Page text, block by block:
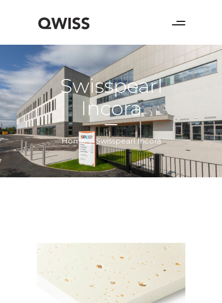
Swisspearl
Incora
Home/Swisspearl Incora